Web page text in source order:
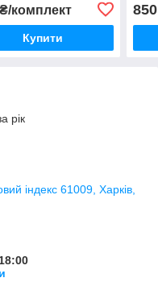
комплект
Купити
850
рік
індекс 61009, Харків,